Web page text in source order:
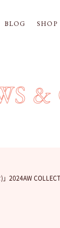
BLOG SHOP
2024AW